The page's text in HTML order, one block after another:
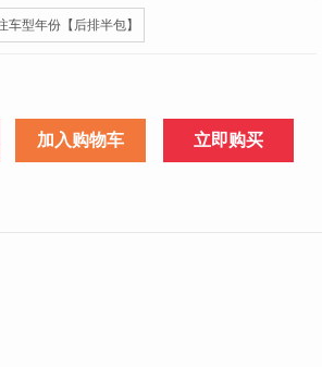
车型年份【后排半包】
加入购物车 立即购买